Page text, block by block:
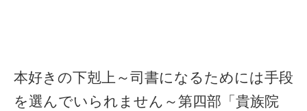
本好きの下剋上～司書になるためには手段
を選んでいられません～第四部「貴族院